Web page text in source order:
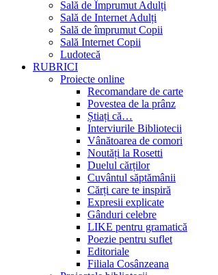
Sală de Împrumut Adulți
Sală de Internet Adulți
Sală de împrumut Copii
Sală Internet Copii
Ludotecă
RUBRICI
Proiecte online
Recomandare de carte
Povestea de la prânz
Știați că…
Interviurile Bibliotecii
Vânătoarea de comori
Noutăți la Rosetti
Duelul cărților
Cuvântul săptămânii
Cărți care te inspiră
Expresii explicate
Gânduri celebre
LIKE pentru gramatică
Poezie pentru suflet
Editoriale
Filiala Cosânzeana